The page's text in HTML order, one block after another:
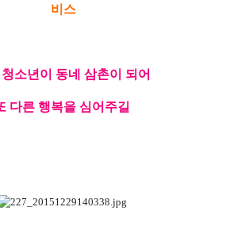
비스
소년이 동네 삼촌이 되어
다른 행복을 심어주길